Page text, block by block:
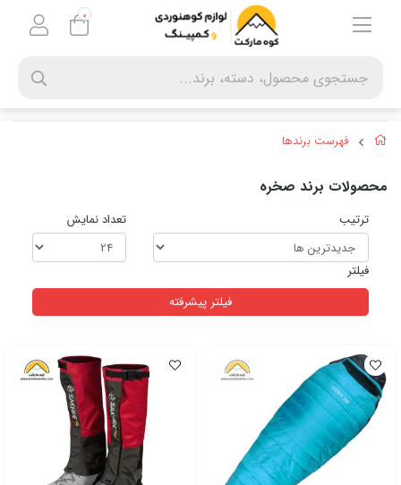
فهرست برندها
محصولات برند صخره
ترتیب تعداد نمایش
فیلتر
فیلتر پیشرفته
0